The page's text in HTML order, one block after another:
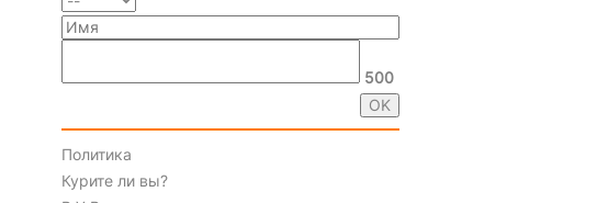
500
Политика
Курите ли вы?